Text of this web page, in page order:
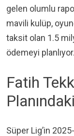
gelen olumlu
mavili kulüp,
taksit olan 1.5
ödemeyi planlıyor.
Fatih
Süper Lig’in